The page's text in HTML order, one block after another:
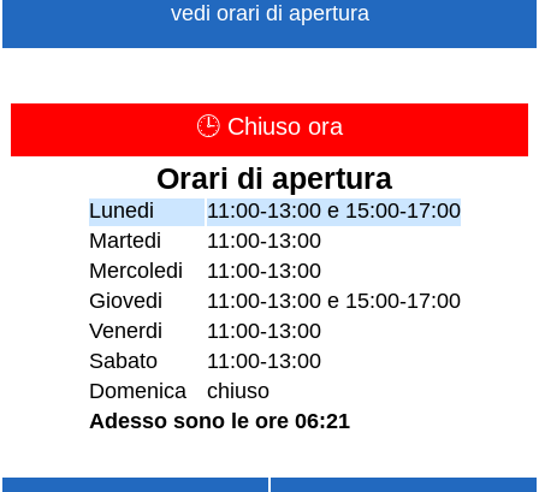
vedi orari di apertura
🕒 Chiuso ora
Orari di apertura
Lunedi
11:00-13:00 e 15:00-17:00
Martedi
11:00-13:00
Mercoledi
11:00-13:00
Giovedi
11:00-13:00 e 15:00-17:00
Venerdi
11:00-13:00
Sabato
11:00-13:00
Domenica
chiuso
Adesso sono le ore 06:21